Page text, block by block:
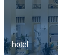
hotel